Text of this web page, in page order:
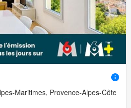
Maritimes, Provence-Alpes-Côte